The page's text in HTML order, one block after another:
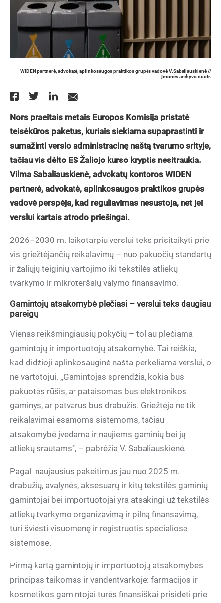
WIDEN partnerė, advokatė, aplinkosaugos praktikos grupės vadovė V.Sabaliauskienė //
Įmonės archyvo nuotr.
Nors praeitais metais Europos Komisija pristatė
teisėkūros paketus, kuriais siekiama supaprastinti ir
sumažinti verslo administracinę naštą tvarumo srityje,
tačiau vis dėlto ES Žaliojo kurso kryptis nesitraukia.
Vilma Sabaliauskienė, advokatų kontoros WIDEN
partnerė, advokatė, aplinkosaugos praktikos grupės
vadovė perspėja, kad reguliavimas nesustoja, net jei
verslui kartais atrodo priešingai.
2026–2030 m. laikotarpiu verslui teks prisitaikyti prie
vis griežtėjančių reikalavimų – nuo pakuočių standartų
ir žaliųjų teiginių vartojimo iki tekstilės atliekų
tvarkymo ir mikroteršalų valymo finansavimo.
Gamintojų atsakomybė plečiasi – verslui teks daugiau
pareigų
Vienas reikšmingiausių pokyčių – toliau plečiama
gamintojų ir importuotojų atsakomybė. Tai reiškia,
kad didžioji aplinkosauginė našta perkeliama verslui, o
ne vartotojui. „Gamintojas sprendžia, kokia bus
pakuotės rūšis, ar pataisomas bus elektronikos
gaminys, ar patvarus bus drabužis. Griežtėja ne tik
reikalavimai esamoms sistemoms, tačiau
atsakomybė įvedama ir naujiems gaminių bei jų
atliekų srautams“, – pabrėžia V. Sabaliauskienė.
Pagal naujausius pakeitimus jau nuo 2025 m.
drabužių, avalynės, aksesuarų ir kitų tekstilės gaminių
gamintojai bei importuotojai yra atsakingi už tekstilės
atliekų tvarkymo organizavimą ir pilną finansavimą,
turi šviesti visuomenę ir registruotis specialiose
sistemose.
Pirmą kartą gamintojų ir importuotojų atsakomybės
principas taikomas ir vandentvarkoje: farmacijos ir
kosmetikos gamintojai turės finansiškai prisidėti prie